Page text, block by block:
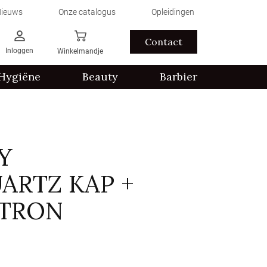
Onze catalogus Opleidingen
Inloggen Winkelmandje
Contact
Beauty Barbier
KAP +